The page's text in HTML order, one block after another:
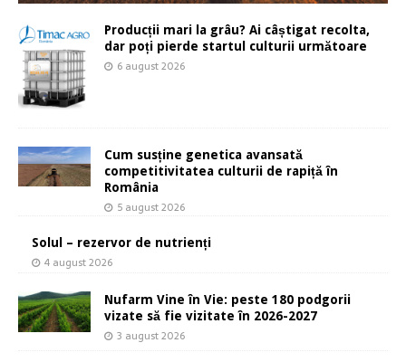
Producții mari la grâu? Ai câștigat recolta,
dar poți pierde startul culturii următoare
6 august 2026
Cum susține genetica avansată
competitivitatea culturii de rapiță în
România
5 august 2026
Solul – rezervor de nutrienți
4 august 2026
Nufarm Vine în Vie: peste 180 podgorii
vizate să fie vizitate în 2026-2027
3 august 2026